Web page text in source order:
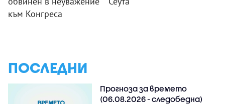
към Конгреса
ПОСЛЕДНИ
Прогноза за времето
(06.08.2026 - следобедна)